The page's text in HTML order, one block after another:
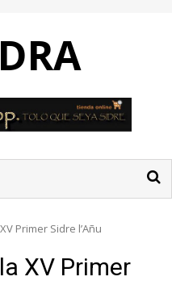
Primer Sidre l’Añu
XV Primer